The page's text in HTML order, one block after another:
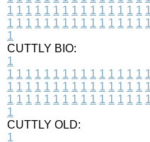
1 1 1 1 1 1 1 1 1 1 1 1 1 1 1 1
1 1 1 1 1 1 1 1 1 1 1 1 1 1 1 1
1
CUTTLY BIO:
1
1 1 1 1 1 1 1 1 1 1 1 1 1 1 1 1
1 1 1 1 1 1 1 1 1 1 1 1 1 1 1 1
1 1 1 1 1 1 1 1 1 1 1 1 1 1 1 1
1
CUTTLY OLD:
1